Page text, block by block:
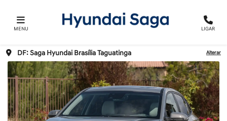
MENU LIGAR
DF: Saga Hyundai Brasília Taguatinga Alterar